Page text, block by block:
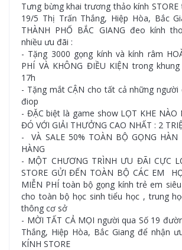
Tưng bừng khai trương thảo kính
19/5 Thị Trấn Thắng, Hiệp Hòa, Bắc
THÀNH PHỐ BẮC GIANG đeo kính
nhiều ưu đãi :
- Tặng 3000 gọng kính và kính râm
PHÍ VÀ KHÔNG ĐIỀU KIỆN trong
17h
- Tặng mắt CẬN cho tất cả những
điop
- ĐẶC biệt là game show LỌT KHE NÀO
ĐÓ VỚI GIẢI THƯỞNG CAO NHẤT : 2
- VÀ SALE 50% TOÀN BỘ GỌNG HÀN
HÀNG
- MỘT CHƯƠNG TRÌNH ƯU ĐÃI CỰC
STORE GỬI ĐẾN TOÀN BỘ CÁC EM
MIỄN PHÍ toàn bộ gọng kính trẻ em
cho toàn bộ học sinh tiểu học , trung
thông cơ sở
- MỜI TẤT CẢ MỌI người qua Số 19
Thắng, Hiệp Hòa, Bắc Giang để nhận
KÍNH STORE